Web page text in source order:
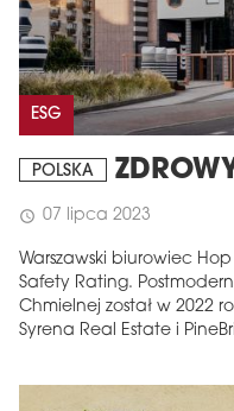
ESG
POLSKA
schedule 07 lipca 2023
Warszawski biurowiec
Safety Rating.
Chmielnej został w 2022
Syrena Real Estate i